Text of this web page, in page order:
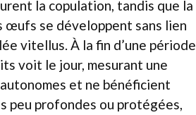
la copulation, tandis que la
se développent sans lien
vitellus. À la fin d’une période
voit le jour, mesurant une
et ne bénéficient
peu profondes ou protégées,